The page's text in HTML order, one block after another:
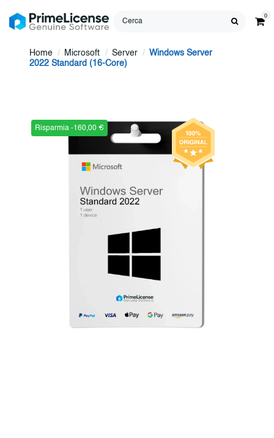
0
Home Microsoft Server
Windows Server
2022 Standard (16-Core)
Risparmia -160,00 €